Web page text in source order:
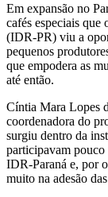
Em expansão no
cafés especiais
(IDR-PR) viu a
pequenos
que empodera as
até então.
Cíntia Mara Lopes
coordenadora do
surgiu dentro da
participavam pouco
IDR-Paraná e, por
muito na adesão